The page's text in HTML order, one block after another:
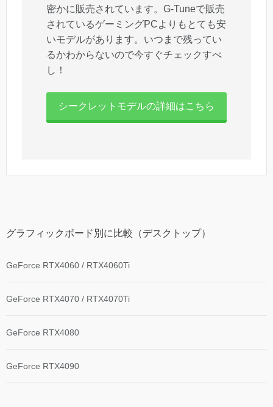
密かに販売されています。G-Tuneで販売
されているゲーミングPCよりもとても安
いモデルがあります。いつまで残ってい
るかわからないので今すぐチェックすべ
し！
シークレットモデルの詳細はこちら
グラフィックボード別に比較（デスクトップ）
GeForce RTX4060 / RTX4060Ti
GeForce RTX4070 / RTX4070Ti
GeForce RTX4080
GeForce RTX4090